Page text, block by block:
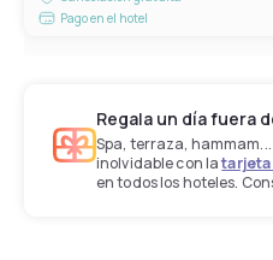
Pago en el hotel
Regala un día fuera
Spa, terraza,
inolvidable con latarjeta
en todos los hoteles.